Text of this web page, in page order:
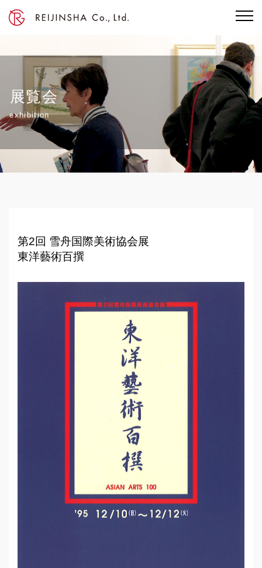
展覧会
exhibition
第2回 雪舟国際美術協会展
東洋藝術百撰